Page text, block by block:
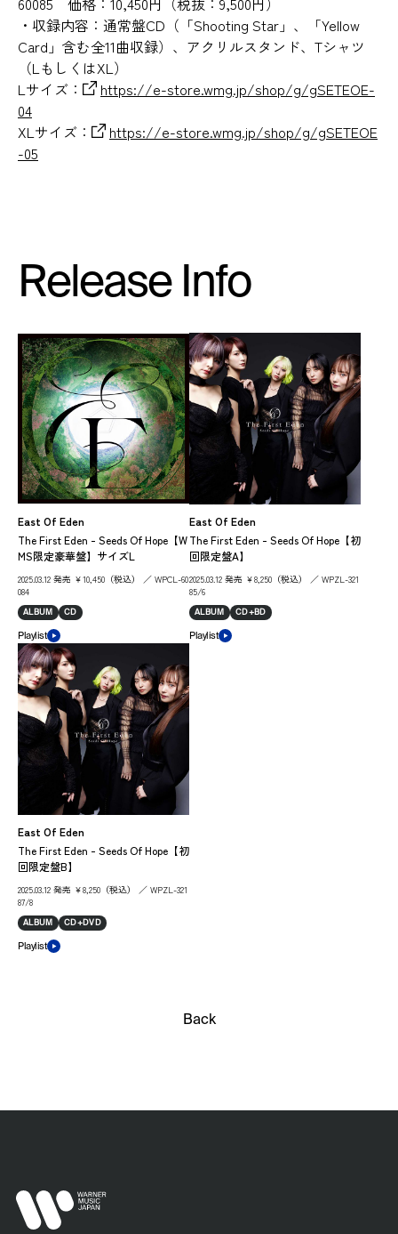
・収録内容：通常盤CD（「Shooting Star」、「Yellow
Card」含む全11曲収録）、アクリルスタンド、Tシャツ
（LもしくはXL）
Lサイズ：
https://e-store.wmg.jp/shop/g/gSETEOE-
04
XLサイズ：
https://e-store.wmg.jp/shop/g/gSETEOE
-05
Release Info
East Of Eden
The First Eden - Seeds Of Hope【W
MS限定豪華盤】サイズL
2025.03.12 発売 ￥10,450（税込） ／ WPCL-60
084
ALBUM CD
Playlist
East Of Eden
The First Eden - Seeds Of Hope【初
回限定盤A】
2025.03.12 発売 ￥8,250（税込） ／ WPZL-321
85/6
ALBUM CD+BD
Playlist
East Of Eden
The First Eden - Seeds Of Hope【初
回限定盤B】
2025.03.12 発売 ￥8,250（税込） ／ WPZL-321
87/8
ALBUM CD+DVD
Playlist
Back